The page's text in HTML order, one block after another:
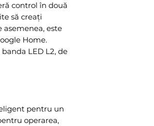
control în două
să creați
este
Home.
LED L2, de
pentru un
operarea,